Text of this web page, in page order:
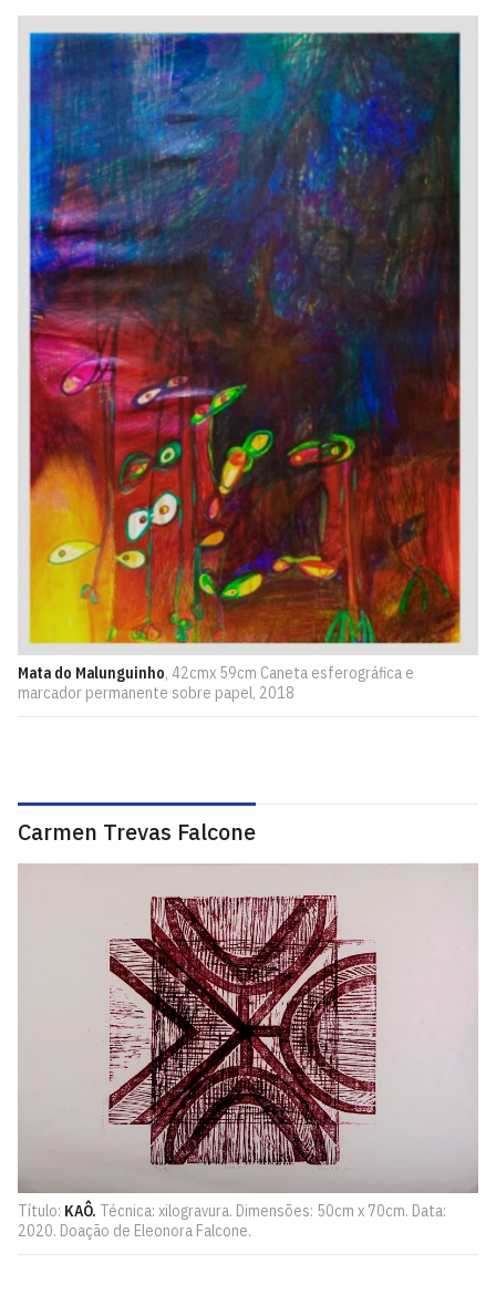
Mata do Malunguinho, 42cmx 59cm Caneta esferográfica e
marcador permanente sobre papel, 2018
Carmen Trevas Falcone
Título: KAÔ. Técnica: xilogravura. Dimensões: 50cm x 70cm. Data:
2020. Doação de Eleonora Falcone.